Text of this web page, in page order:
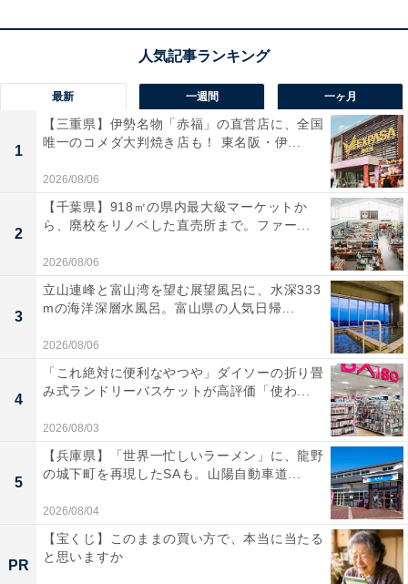
「幻想的な雰囲気」
これまでにAll About ニュース編集部が実施したアンケー
ト調査では、下記のような評価が寄せられています。
「古代日本の神話が息づく温泉です」（60代男性／
「周辺にある『海食棚』や『気多の岬』、『白兎海
岸』に『白兎神社』などに日本神話の世界に誘わ
れ、幻想的な雰囲気に包まれながら素敵な温泉を楽
しめるので外国の方にはオススメだと思いました」
（50代男性／徳島県）
「美しく透き通った日本海が見える風景と新鮮な海
鮮料理がいただけるので外国人の方も喜ばれると思
最新 一週間 一ヶ月
1
【三重県】伊勢名物「赤福」の直営店に、全国
唯一のコメダ大判焼き店も！ 東名阪・伊...
2026/08/06
2
【千葉県】918㎡の県内最大級マーケットか
ら、廃校をリノベした直売所まで。ファー...
2026/08/06
3
立山連峰と富山湾を望む展望風呂に、水深333
mの海洋深層水風呂。富山県の人気日帰...
2026/08/06
4
「これ絶対に便利なやつや」ダイソーの折り畳
み式ランドリーバスケットが高評価「使わ...
2026/08/03
5
【兵庫県】「世界一忙しいラーメン」に、龍野
の城下町を再現したSAも。山陽自動車道...
2026/08/04
PR
【宝くじ】このままの買い方で、本当に当たる
と思いますか